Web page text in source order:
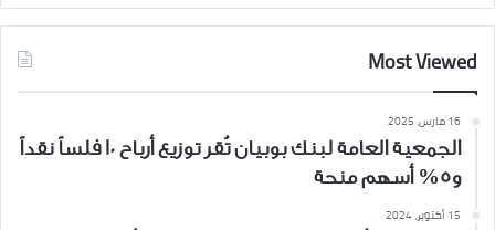
Most Viewed
16 مارس، 2025
الجمعية العامة لبنك بوبيان تُقر توزيع أرباح 10 فلساً نقداً
و5% أسهم منحة
15 أكتوبر، 2024